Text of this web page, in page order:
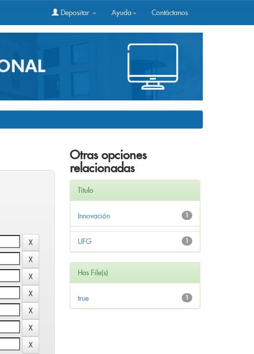
Depositar Ayuda Contáctanos
Otras opciones
relacionadas
Título
1
Innovación
1
UFG
Has File(s)
1
true